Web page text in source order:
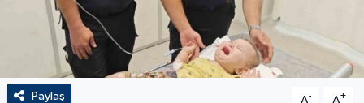
Paylaş A- A+